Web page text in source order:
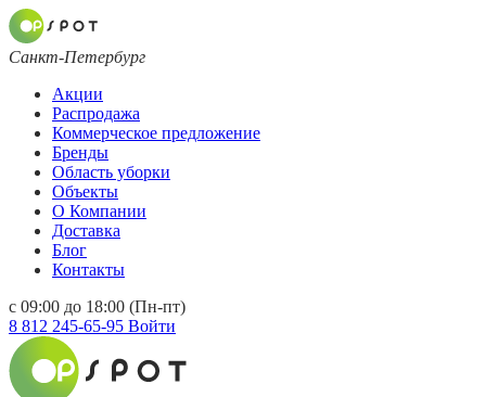
Санкт-Петербург
Акции
Распродажа
Коммерческое предложение
Бренды
Область уборки
Объекты
О Компании
Доставка
Блог
Контакты
с 09:00 до 18:00 (Пн-пт)
8 812 245-65-95 Войти